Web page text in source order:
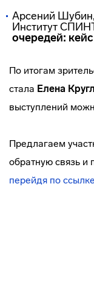
Арсений Шубин,
Институт
очередей:
По итогам
стала Елена
выступлений
Предлагаем
обратную связь и
перейдя по ссылке